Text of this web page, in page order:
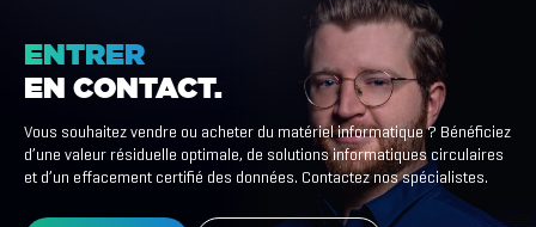
ENTRER
EN CONTACT.
Vous souhaitez vendre ou acheter du matériel informatique ? Bénéficiez
d’une valeur résiduelle optimale, de solutions informatiques circulaires
et d’un effacement certifié des données. Contactez nos spécialistes.